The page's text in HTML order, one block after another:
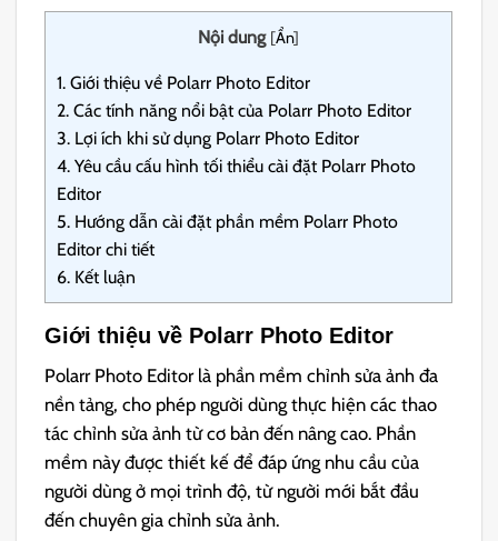
Nội dung [Ẩn]
1. Giới thiệu về Polarr Photo Editor
2. Các tính năng nổi bật của Polarr Photo Editor
3. Lợi ích khi sử dụng Polarr Photo Editor
4. Yêu cầu cấu hình tối thiểu cài đặt Polarr Photo
Editor
5. Hướng dẫn cài đặt phần mềm Polarr Photo
Editor chi tiết
6. Kết luận
Giới thiệu về Polarr Photo Editor
Polarr Photo Editor là phần mềm chỉnh sửa ảnh đa
nền tảng, cho phép người dùng thực hiện các thao
tác chỉnh sửa ảnh từ cơ bản đến nâng cao. Phần
mềm này được thiết kế để đáp ứng nhu cầu của
người dùng ở mọi trình độ, từ người mới bắt đầu
đến chuyên gia chỉnh sửa ảnh.